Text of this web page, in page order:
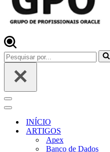
Pesquisar
por...
Menu
de
navegação
Menu
navegaçãoINÍCIO
ARTIGOS
Apex
Banco de Dados